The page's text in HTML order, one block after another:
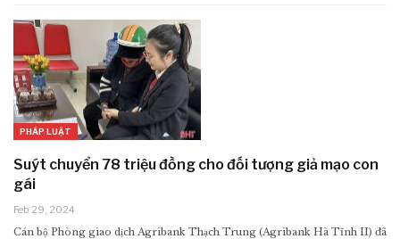
PHÁP LUẬT
Suýt chuyển 78 triệu đồng cho đối tượng giả mạo con
gái
Feb 29, 2024
Cán bộ Phòng giao dịch Agribank Thạch Trung (Agribank Hà Tĩnh II) đã